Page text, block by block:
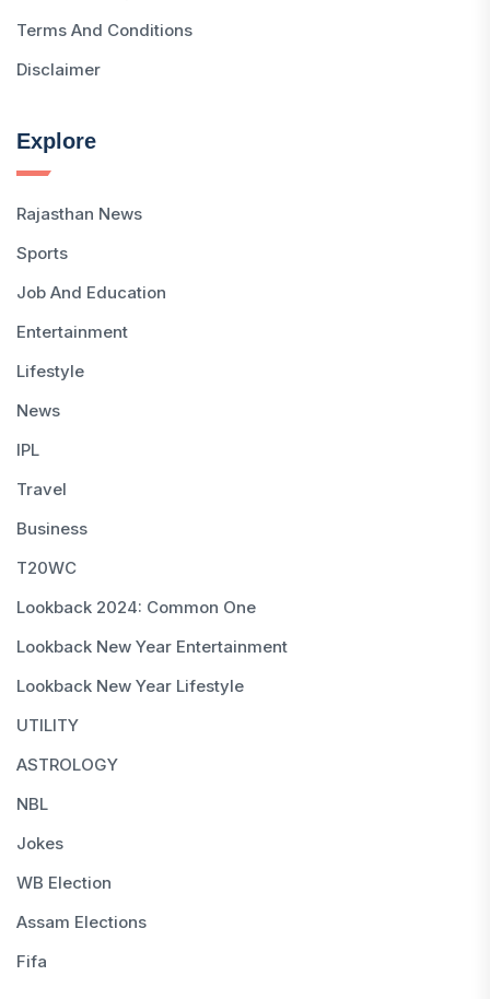
Terms And Conditions
Disclaimer
Explore
Rajasthan News
Sports
Job And Education
Entertainment
Lifestyle
News
IPL
Travel
Business
T20WC
Lookback 2024: Common One
Lookback New Year Entertainment
Lookback New Year Lifestyle
UTILITY
ASTROLOGY
NBL
Jokes
WB Election
Assam Elections
Fifa